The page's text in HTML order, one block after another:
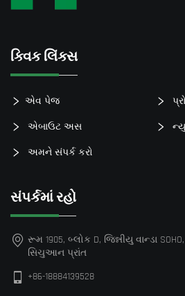
ક્વિક લિંક્સ
એવ પેજ
એબાઉટ અસ
અમને સંપર્ક કરો
સંપર્કમાં રહો
રૂમ 1905, બ્લોક D, જિન્નીયુ વાન્ડા
સિચુઆન પ્રાંત
+86-18884139528